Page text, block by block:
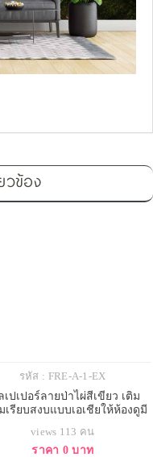
วข้อง
รหัส : FRE-A-1-EX
เปเปอร์ลายป่าไผ่สีเขียว เติม
เรียบสงบแบบเอเชียให้ห้องดูมี
views 113 คน
ราคา 0 บาท